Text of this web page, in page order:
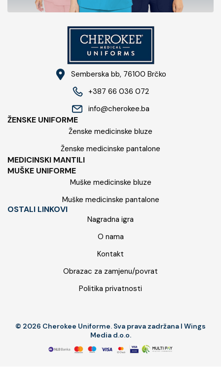
Semberska bb, 76100​ Brčko
+387 66 036 072
info@cherokee.ba​
ŽENSKE UNIFORME
Ženske medicinske bluze
Ženske medicinske pantalone
MEDICINSKI MANTILI
MUŠKE UNIFORME
Muške medicinske bluze
Muške medicinske pantalone
OSTALI LINKOVI
Nagradna igra
O nama
Kontakt
Obrazac za zamjenu/povrat
Politika privatnosti
© 2026 Cherokee Uniforme. Sva prava zadržana I Wings
Media d.o.o.